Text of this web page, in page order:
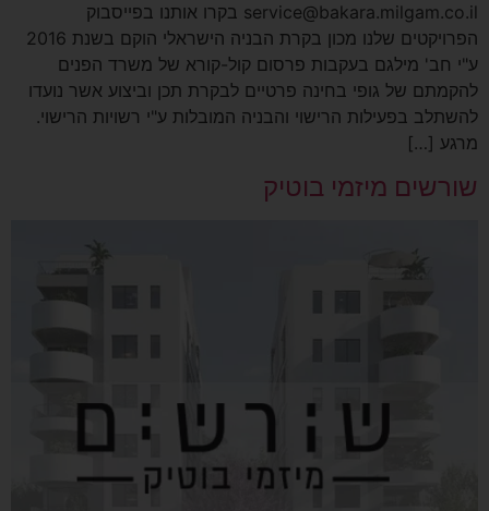
service@bakara.milgam.co.il בקרו אותנו בפייסבוק
הפרויקטים שלנו מכון בקרת הבניה הישראלי הוקם בשנת 2016
ע"י חב' מילגם בעקבות פרסום קול-קורא של משרד הפנים
להקמתם של גופי בחינה פרטיים לבקרת תכן וביצוע אשר נועדו
להשתלב בפעילות הרישוי והבניה המובלות ע"י רשויות הרישוי.
מרגע […]
שורשים מיזמי בוטיק